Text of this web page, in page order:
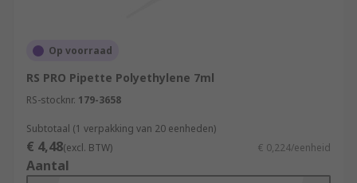
Op voorraad
RS PRO Pipette Polyethylene 7ml
RS-stocknr. 179-3658
Subtotaal (1 verpakking van 20 eenheden)
€ 4,48(excl. BTW) € 0,224/eenheid
Aantal